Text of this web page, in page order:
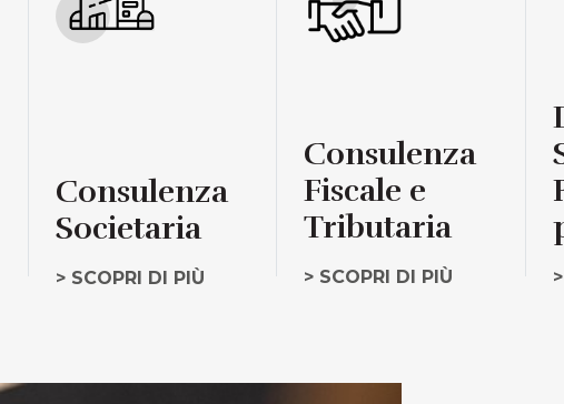
Consulenza
Societaria
> SCOPRI DI PIÙ
Consulenza
Fiscale e
Tributaria
> SCOPRI DI PIÙ